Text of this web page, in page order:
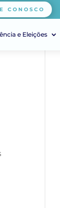
CONOSCO
e Eleições